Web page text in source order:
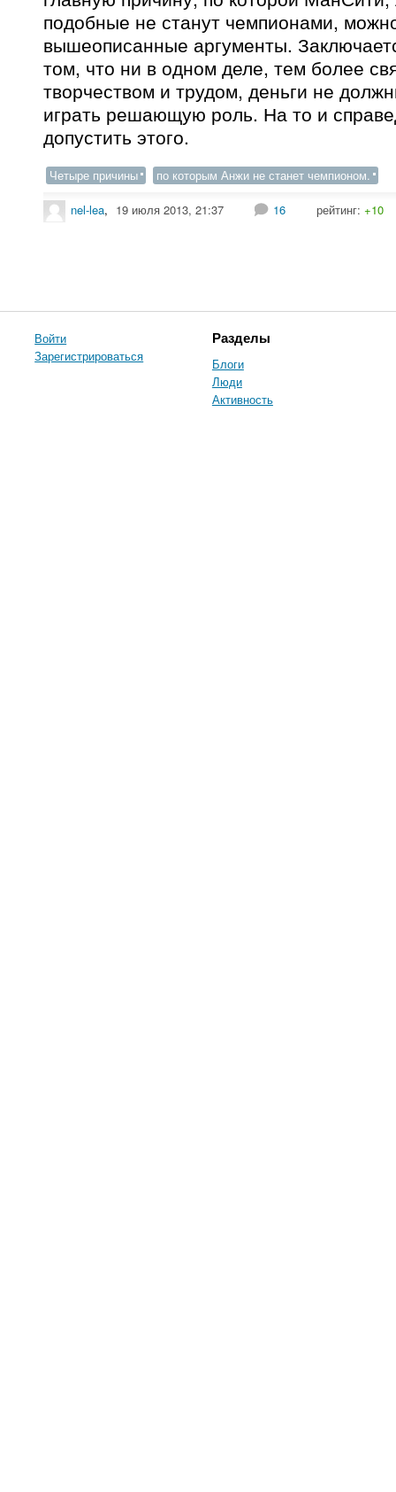
подобные не станут чемпионами,
вышеописанные аргументы.
том, что ни в одном деле, тем более
творчеством и трудом, деньги не
играть решающую роль. На то и
допустить этого.
Четыре причины по которым Анжи не станет чемпионом.
nel-lea, 19 июля 2013, 21:37 16 рейтинг: +10
Войти
Зарегистрироваться
Разделы
Блоги
Люди
Активность